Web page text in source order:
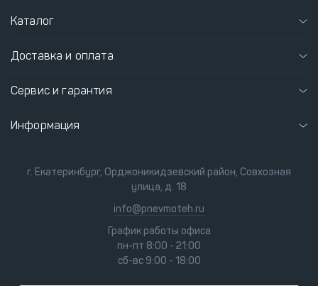
Каталог
Доставка и оплата
Сервис и гарантия
Информация
г. Екатеринбург, Орджоникидзевский район, Совхозная
улица, д. 18
info@pnevmoteh.ru
График работы офиса
пн-пт 8:00 - 21:00
сб-вс 9:00 - 18:00